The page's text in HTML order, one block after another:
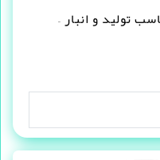
تولید و انبار –